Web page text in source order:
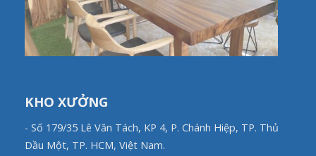
KHO XƯỞNG
- Số 179/35 Lê Văn Tách, KP 4, P. Chánh Hiệp, TP. Thủ
Dầu Một, TP. HCM, Việt Nam.